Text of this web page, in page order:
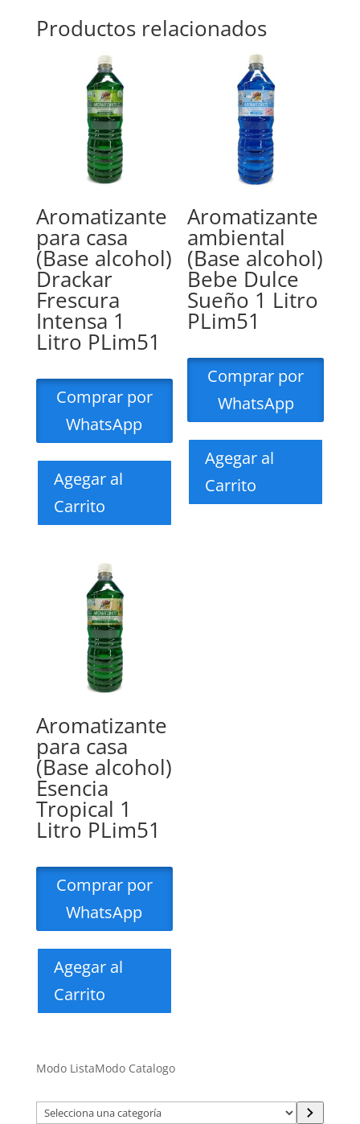
Productos relacionados
Aromatizante
para casa
(Base alcohol)
Drackar
Frescura
Intensa 1
Litro PLim51
Comprar por
WhatsApp
Agegar al
Carrito
Aromatizante
ambiental
(Base alcohol)
Bebe Dulce
Sueño 1 Litro
PLim51
Comprar por
WhatsApp
Agegar al
Carrito
Aromatizante
para casa
(Base alcohol)
Esencia
Tropical 1
Litro PLim51
Comprar por
WhatsApp
Agegar al
Carrito
Modo ListaModo Catalogo
Selecciona